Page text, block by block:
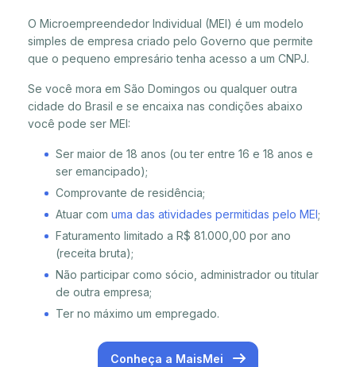
O Microempreendedor Individual (MEI) é um modelo
simples de empresa criado pelo Governo que permite
que o pequeno empresário tenha acesso a um CNPJ.
Se você mora em São Domingos ou qualquer outra
cidade do Brasil e se encaixa nas condições abaixo
você pode ser MEI:
Ser maior de 18 anos (ou ter entre 16 e 18 anos e
ser emancipado);
Comprovante de residência;
Atuar com uma das atividades permitidas pelo MEI;
Faturamento limitado a R$ 81.000,00 por ano
(receita bruta);
Não participar como sócio, administrador ou titular
de outra empresa;
Ter no máximo um empregado.
Conheça a MaisMei